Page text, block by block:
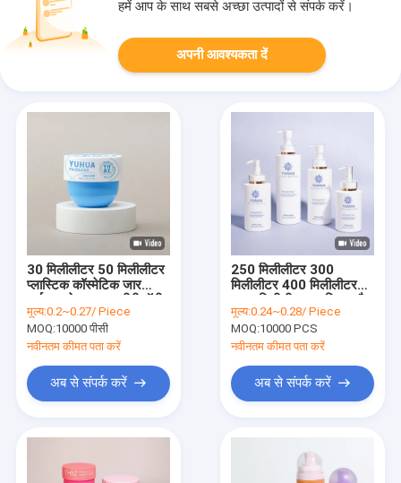
हमें आप के साथ सबसे अच्छा उत्पादों से संपर्क करें।
अपनी आवश्यकता दें
30 मिलीलीटर 50 मिलीलीटर
प्लास्टिक कॉस्मेटिक जार
बटर क्रीम जार फ्लिप कैप जार
के साथ
मूल्य:0.2~0.27/ Piece
MOQ:10000 पीसी
नवीनतम कीमत पता करें
अब से संपर्क करें
250 मिलीलीटर 300
मिलीलीटर 400 मिलीलीटर
बोतलें और कंडीशनर पंप बोतल
मूल्य:0.24~0.28/ Piece
MOQ:10000 PCS
नवीनतम कीमत पता करें
अब से संपर्क करें